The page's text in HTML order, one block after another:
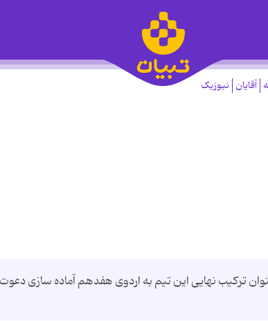
آقایان نیوزیک
جوانان دختر ایران 12 بازیکن را به عنوان ترکیب نهایی این تیم به اردوی هفدهم آماده سازی دعوت